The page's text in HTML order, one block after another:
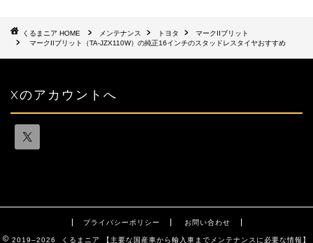
HOME メンテナンス トヨタ
マークIIブリット
マークIIブリット（TA-JZX110W）の純正16インチのスタッドレスタイヤおすすめ
Xのアカウントへ
プライバシーポリシー お問い合わせ
2019–2026 くるまニア 【主要な国産車から輸入車までメンテナンスに必要な情報】